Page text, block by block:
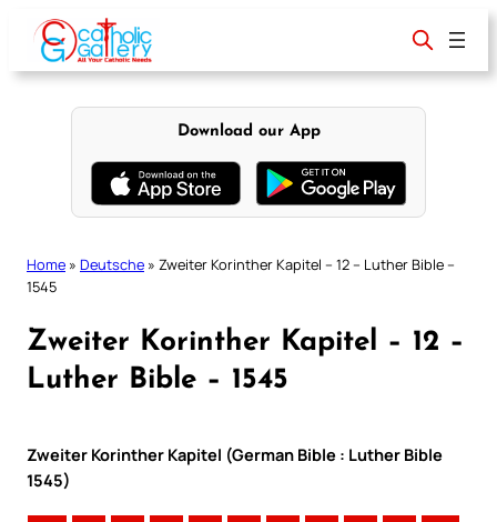
content
Download our App
Home » Deutsche » Zweiter Korinther Kapitel – 12 – Luther Bible –
1545
Zweiter Korinther Kapitel – 12 –
Luther Bible – 1545
Zweiter Korinther Kapitel (German Bible : Luther Bible
1545)